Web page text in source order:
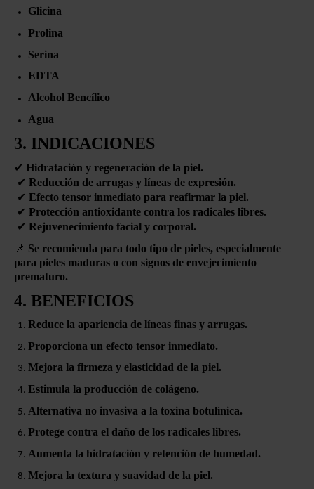
Glicina
Prolina
Serina
EDTA
Alcohol Bencílico
Agua
3. INDICACIONES
✔ Hidratación y regeneración de la piel.
✔ Reducción de arrugas y líneas de expresión.
✔ Efecto tensor inmediato para reafirmar la piel.
✔ Protección antioxidante contra los radicales libres.
✔ Rejuvenecimiento facial y corporal.
📌 Se recomienda para todo tipo de pieles, especialmente
para pieles maduras o con signos de envejecimiento
prematuro.
4. BENEFICIOS
Reduce la apariencia de líneas finas y arrugas.
Proporciona un efecto tensor inmediato.
Mejora la firmeza y elasticidad de la piel.
Estimula la producción de colágeno.
Alternativa no invasiva a la toxina botulínica.
Protege contra el daño de los radicales libres.
Aumenta la hidratación y retención de humedad.
Mejora la textura y suavidad de la piel.